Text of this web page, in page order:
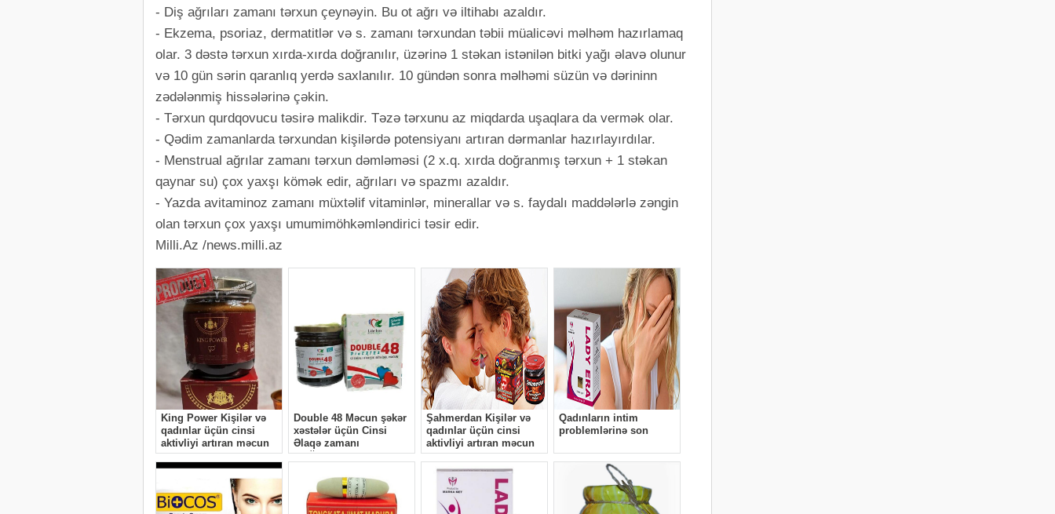
- Diş ağrıları zamanı tərxun çeynəyin. Bu ot ağrı və iltihabı azaldır.
- Ekzema, psoriaz, dermatitlər və s. zamanı tərxundan təbii müalicəvi məlhəm hazırlamaq
olar. 3 dəstə tərxun xırda-xırda doğranılır, üzərinə 1 stəkan istənilən bitki yağı əlavə olunur
və 10 gün sərin qaranlıq yerdə saxlanılır. 10 gündən sonra məlhəmi süzün və dərininn
zədələnmiş hissələrinə çəkin.
- Tərxun qurdqovucu təsirə malikdir. Təzə tərxunu az miqdarda uşaqlara da vermək olar.
- Qədim zamanlarda tərxundan kişilərdə potensiyanı artıran dərmanlar hazırlayırdılar.
- Menstrual ağrılar zamanı tərxun dəmləməsi (2 x.q. xırda doğranmış tərxun + 1 stəkan
qaynar su) çox yaxşı kömək edir, ağrıları və spazmı azaldır.
- Yazda avitaminoz zamanı müxtəlif vitaminlər, minerallar və s. faydalı maddələrlə zəngin
olan tərxun çox yaxşı umumimöhkəmləndirici təsir edir.
Milli.Az /news.milli.az